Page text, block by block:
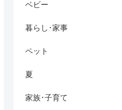
ベビー
暮らし･家事
ペット
夏
家族･子育て